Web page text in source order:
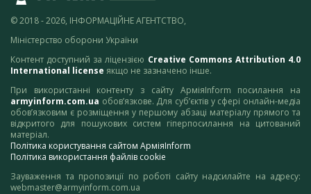
© 2018 - 2026, ІНФОРМАЦІЙНЕ АГЕНТСТВО,
Міністерство оборони України
Контент доступний за ліцензією Creative Commons Attribution 4.0
International license якщо не зазначено інше.
При використанні контенту з сайту АрміяInform посилання на
armyinform.com.ua обов’язкове. Для суб’єктів у сфері онлайн-медіа
обов’язковим є розміщення у першому абзаці матеріалу прямого та
відкритого для пошукових систем гіперпосилання на цитований
матеріал.
Політика користування сайтом АрміяInform
Політика використання файлів cookie
Зауваження та пропозиції по роботі сайту надсилайте на адресу:
webmaster@armyinform.com.ua